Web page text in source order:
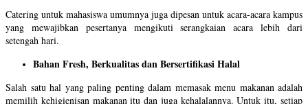
Catering untuk mahasiswa umumnya juga dipesan untuk acara-acara kampus
yang mewajibkan pesertanya mengikuti serangkaian acara lebih dari
setengah hari.
Bahan Fresh, Berkualitas dan Bersertifikasi Halal
Salah satu hal yang paling penting dalam memasak menu makanan adalah
memilih kehigienisan makanan itu dan juga kehalalannya. Untuk itu, setiap